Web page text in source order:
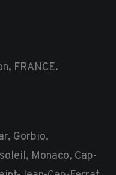
FRANCE.
Gorbio,
Monaco, Cap-